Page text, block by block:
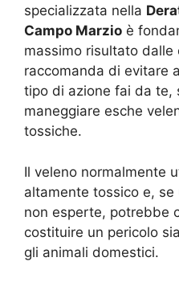
specializzata nella
Campo Marzio è
massimo risultato dalle
raccomanda di evitare
tipo di azione fai da te,
maneggiare esche
tossiche.
Il veleno normalmente
altamente tossico e,
non esperte, potrebbe
costituire un pericolo
gli animali domestici.